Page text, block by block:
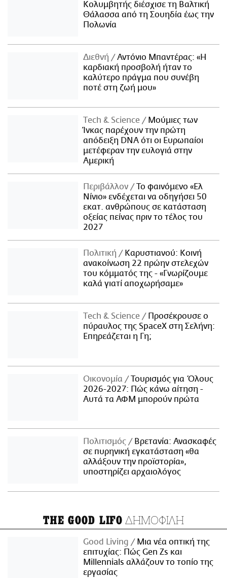
Κολυμβητής διέσχισε τη Βαλτική
Θάλασσα από τη Σουηδία έως την
Πολωνία
Διεθνή
Αντόνιο Μπαντέρας: «Η
καρδιακή προσβολή ήταν το
καλύτερο πράγμα που συνέβη
ποτέ στη ζωή μου»
Τech & Science
Μούμιες των
Ίνκας παρέχουν την πρώτη
απόδειξη DNA ότι οι Ευρωπαίοι
μετέφεραν την ευλογιά στην
Αμερική
Περιβάλλον
Το φαινόμενο «Ελ
Νίνιο» ενδέχεται να οδηγήσει 50
εκατ. ανθρώπους σε κατάσταση
οξείας πείνας πριν το τέλος του
2027
Πολιτική
Καρυστιανού: Κοινή
ανακοίνωση 22 πρώην στελεχών
του κόμματός της - «Γνωρίζουμε
καλά γιατί αποχωρήσαμε»
Τech & Science
Προσέκρουσε ο
πύραυλος της SpaceX στη Σελήνη:
Επηρεάζεται η Γη;
Οικονομία
Τουρισμός για Όλους
2026-2027: Πώς κάνω αίτηση -
Αυτά τα ΑΦΜ μπορούν πρώτα
Πολιτισμός
Βρετανία: Ανασκαφές
σε πυρηνική εγκατάσταση «θα
αλλάξουν την προϊστορία»,
υποστηρίζει αρχαιολόγος
THE GOOD LIFO ΔΗΜΟΦΙΛΗ
Good Living
Μια νέα οπτική της
επιτυχίας: Πώς Gen Zs και
Millennials αλλάζουν το τοπίο της
εργασίας